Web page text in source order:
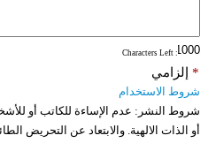
: Characters Left
إلزامي *
شروط الاستخدام
شروط النشر: عدم الإساءة للكاتب أو
أو الذات الالهية. والابتعاد عن التحريض